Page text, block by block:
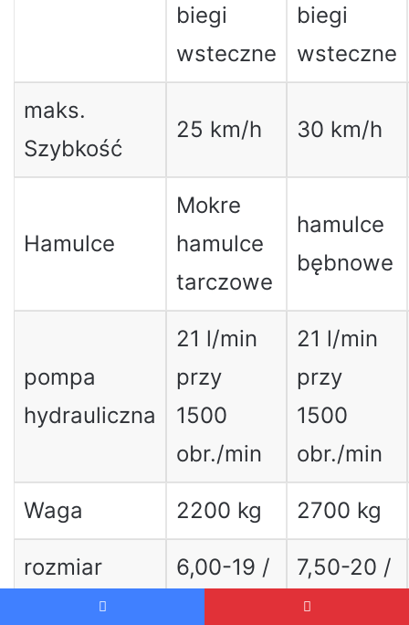
biegi
wsteczne
biegi
wsteczne
maks.
Szybkość
25 km/h 30 km/h
Hamulce
Mokre
hamulce
tarczowe
hamulce
bębnowe
pompa
hydrauliczna
21 l/min
przy
1500
obr./min
21 l/min
przy
1500
obr./min
Waga 2200 kg 2700 kg
rozmiar
6,00-19 /
7,50-20 /
14,9-30